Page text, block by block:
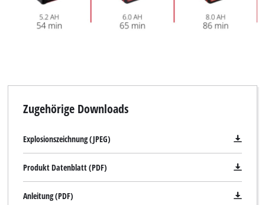
Zugehörige Downloads
Explosionszeichnung (JPEG)
Produkt Datenblatt (PDF)
Anleitung (PDF)